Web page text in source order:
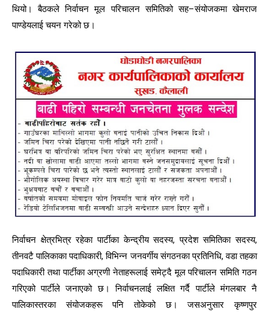
थियो। बैठकले निर्वाचन मूल परिचालन समितिको सह–संयोजकमा खेमराज
पाण्डेयलाई चयन गरेको छ।
निर्वाचन क्षेत्रभित्र रहेका पार्टीका केन्द्रीय सदस्य, प्रदेश समितिका सदस्य,
तीनवटै पालिकाका पदाधिकारी, विभिन्न जनवर्गीय संगठनका प्रतिनिधि, वडा तहका
पदाधिकारी तथा पार्टीका अग्रणी नेताहरूलाई समेट्दै मूल परिचालन समिति गठन
गरिएको पार्टीले जनाएको छ। निर्वाचनलाई लक्षित गर्दै पार्टीले मंगलबार नै
पालिकास्तरका संयोजकहरू पनि तोकेको छ। जसअनुसार कृष्णपुर